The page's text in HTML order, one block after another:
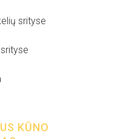
srityse
KŪNO